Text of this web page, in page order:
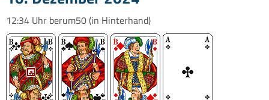
12:34 Uhr berum50(in Hinterhand)